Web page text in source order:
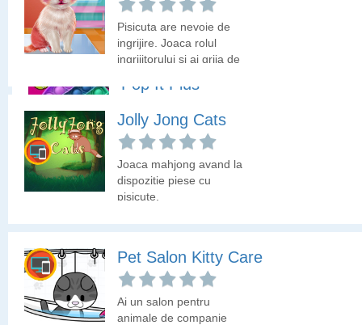
aeroport sa isi
achizitioneze biletele si
sa se imbarce in avion.
Pop It Plus
Joaca-te cu pop it-ul intr-
un mod ingenios! Unele
bule ascund un tip de
minge pe care trebuie sa
o trimiti jos catre
Pisicuta are nevoie de
ingrijire. Joaca rolul
ingrijitorului si ai grija de
tinuta.
Jolly Jong Cats
Joaca mahjong avand la
dispozitie piese cu
pisicute.
Pet Salon Kitty Care
Ai un salon pentru
animale de companie